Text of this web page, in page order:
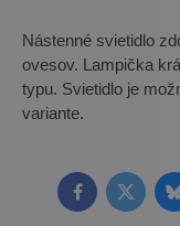
Nástenné svietidlo
ovesov. Lampička
typu. Svietidlo je
variante.
FacebookTwitter